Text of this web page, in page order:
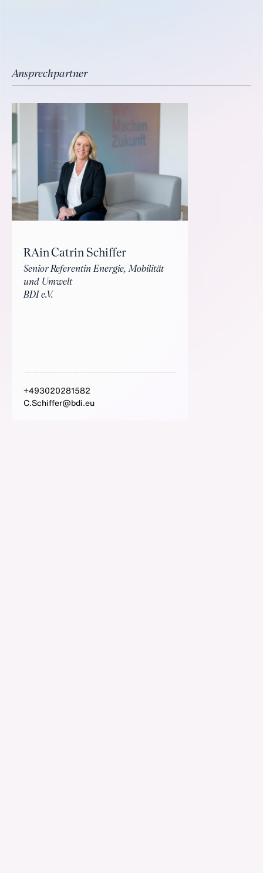
Ansprechpartner
RAin Catrin Schiffer
Senior Referentin Energie, Mobilität
und Umwelt
BDI e.V.
+493020281582
C.Schiffer@bdi.eu